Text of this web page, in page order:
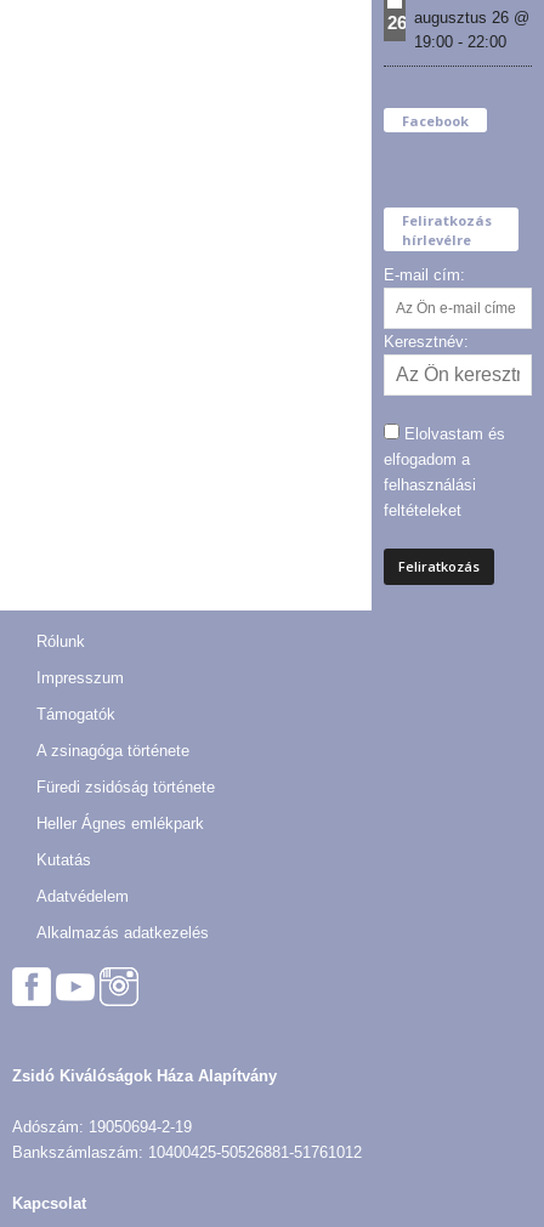
26 augusztus 26 @
19:00- 22:00
Facebook
Feliratkozás
hírlevélre
E-mail cím:
Keresztnév:
Elolvastam és
elfogadom a
felhasználási
feltételeket
Rólunk
Impresszum
Támogatók
A zsinagóga története
Füredi zsidóság története
Heller Ágnes emlékpark
Kutatás
Adatvédelem
Alkalmazás adatkezelés
Zsidó Kiválóságok Háza Alapítvány
Adószám: 19050694-2-19
Bankszámlaszám: 10400425-50526881-51761012
Kapcsolat